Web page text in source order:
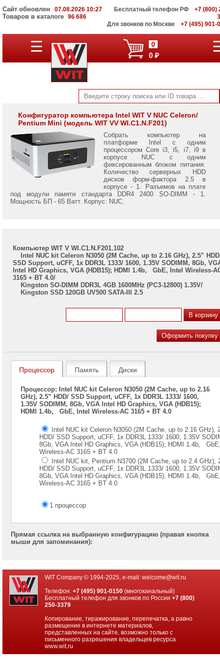
Сайт обновлен 07.08.2026 10:27
Товаров в каталоге 96 686
Бесплатный телефон РФ
+7 (800)
Для звонков по Москве
+7 (495) 901-
Компьютеры
Компьютеры
станции
Нестандартный
формат
☰ 0
0 ₽
Конфигуратор компьютера Intel WIT V NUC Celeron/
Pentium Mini (модель WIT VV WI.C1.N.F201)
Собрать компьютер на
платформе Intel с одним
процессором Core i3, i5, i7, i9 в
корпусе NUC с одним
фиксированным блоком питания.
Количество серверных HDD
дисков форм-фактора 2.5 в
корпусе - 1. Разъемов на плате
под модули памяти стандарта DDR4 2400 SO-DIMM - 1.
Мощность БП - 65 Ватт. Корпус: NUC.
Компьютер WIT V WI.C1.N.F201.102
Intel NUC kit Celeron N3050 (2M Cache, up to 2.16 GHz), 2.5”
SSD Support, uCFF, 1x DDR3L 1333/ 1600, 1.35V SODIMM, 8Gb,
Intel HD Graphics, VGA (HDB15); HDMI 1.4b, GbE, Intel Wireless-
3165 + BT 4.0/
Kingston SO-DIMM DDR3L 4GB 1600MHz (PC3-12800) 1.35V/
Kingston SSD 120GB UV500 SATA-III 2.5
Процессор Память Диски
Процессор: Intel NUC kit Celeron N3050 (2M Cache, up to 2.16
GHz), 2.5” HDD/ SSD Support, uCFF, 1x DDR3L 1333/ 1600,
1.35V SODIMM, 8Gb, VGA Intel HD Graphics, VGA (HDB15);
HDMI 1.4b, GbE, Intel Wireless-AC 3165 + BT 4.0
Intel NUC kit Celeron N3050 (2M Cache, up to 2.16 GHz),
HDD/ SSD Support, uCFF, 1x DDR3L 1333/ 1600, 1.35V
8Gb, VGA Intel HD Graphics, VGA (HDB15); HDMI 1.4b,
Wireless-AC 3165 + BT 4.0
Intel NUC kit, Pentium N3700 (2M Cache, up to 2.4 GHz),
HDD/ SSD Support, uCFF, 1x DDR3L 1333/ 1600, 1.35V
8Gb, VGA Intel HD Graphics, VGA (HDB15); HDMI 1.4b,
Wireless-AC 3165 + BT 4.0
1 процессор
Прямая ссылка на выбранную конфигурацию (правая кнопка
мыши для запоминания):
WIT Company © 1994-2025, e-mail: welcome@wit.ru
Телефон:+7 (495) 901-0150 (многоканальный)
Бесплатный телефон для звонков по России+7 (800)
250-3379
Копирование, тиражирование, перепечатка, а равно
размещение в интернете материалов,
представленных на сайте, возможно только с
письменного разрешения владельцев ресурса
www.wit.ru